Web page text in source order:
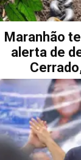
Maranhão
alerta de